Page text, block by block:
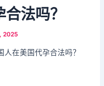
法吗？
2025
人在美国代孕合法吗？